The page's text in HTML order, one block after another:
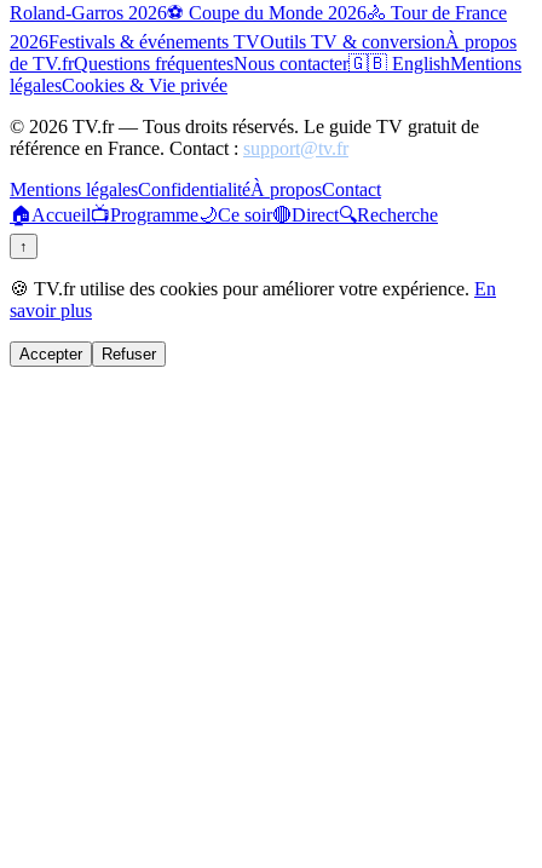
Roland-Garros 2026⚽ Coupe du Monde 2026🚴 Tour de France
2026Festivals & événements TVOutils TV & conversionÀ propos
de TV.frQuestions fréquentesNous contacter🇬🇧 EnglishMentions
légalesCookies & Vie privée
© 2026 TV.fr — Tous droits réservés. Le guide TV gratuit de
référence en France. Contact : support@tv.fr
Mentions légalesConfidentialitéÀ proposContact
🏠Accueil📺Programme🌙Ce soir🔴Direct🔍Recherche
↑
🍪 TV.fr utilise des cookies pour améliorer votre expérience. En
savoir plus
Accepter Refuser